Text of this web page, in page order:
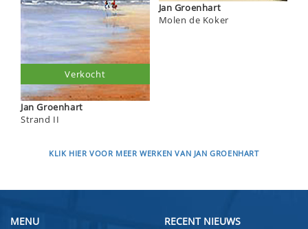
Jan Groenhart
Strand II
Verkocht
Jan Groenhart
Molen de Koker
KLIK HIER VOOR MEER WERKEN VAN JAN GROENHART
MENU RECENT NIEUWS